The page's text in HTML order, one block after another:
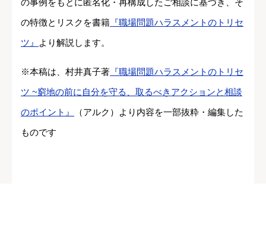
の特徴とリスクを書籍 『職場問題ハラスメントのトリセ
ツ』
より解説します。
※本稿は、村井真子著 『職場問題ハラスメントのトリセ
ツ ~窮地の前に自分を守る、取るべきアクションと相談
のポイント』
（アルク）より内容を一部抜粋・編集した
ものです